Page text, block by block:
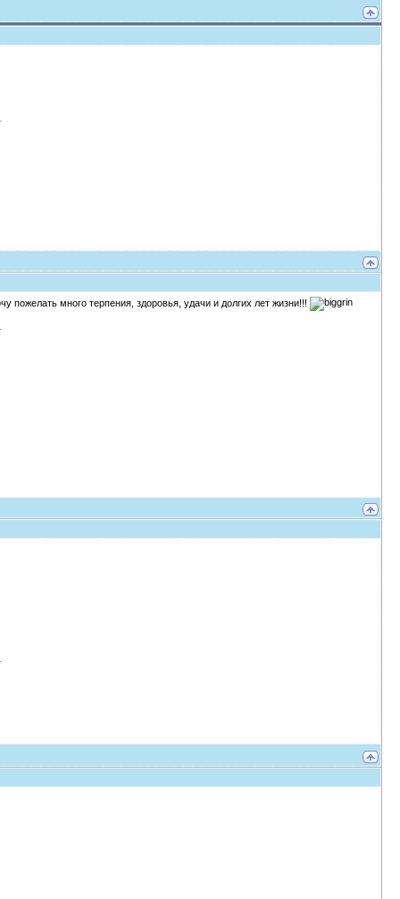
пожелать много терпения, здоровья, удачи и долгих лет жизни!!!